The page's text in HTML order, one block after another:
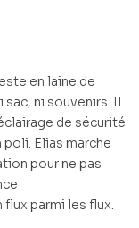
en laine de
sac, ni souvenirs. Il
de sécurité
Elias marche
pour ne pas
parmi les flux.